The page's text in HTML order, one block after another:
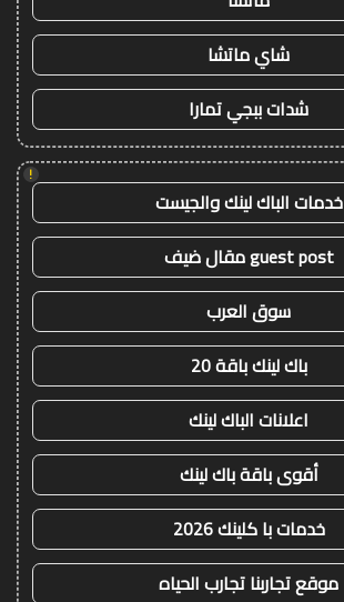
شاي ماتشا
شدات ببجي تمارا
!
خدمات الباك لينك والجيست
guest post مقال ضيف
سوق العرب
باك لينك باقة 20
اعلانات الباك لينك
أقوى باقة باك لينك
خدمات با كلينك 2026
موقع تجاربنا تجارب الحياه